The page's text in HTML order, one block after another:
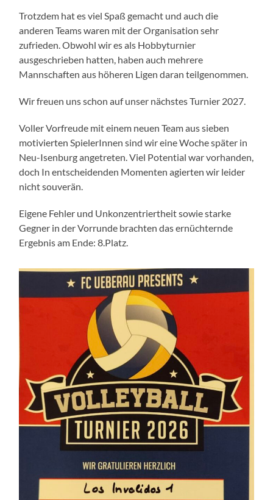
Trotzdem hat es viel Spaß gemacht und auch die
anderen Teams waren mit der Organisation sehr
zufrieden. Obwohl wir es als Hobbyturnier
ausgeschrieben hatten, haben auch mehrere
Mannschaften aus höheren Ligen daran teilgenommen.
Wir freuen uns schon auf unser nächstes Turnier 2027.
Voller Vorfreude mit einem neuen Team aus sieben
motivierten SpielerInnen sind wir eine Woche später in
Neu-Isenburg angetreten. Viel Potential war vorhanden,
doch In entscheidenden Momenten agierten wir leider
nicht souverän.
Eigene Fehler und Unkonzentriertheit sowie starke
Gegner in der Vorrunde brachten das ernüchternde
Ergebnis am Ende: 8.Platz.